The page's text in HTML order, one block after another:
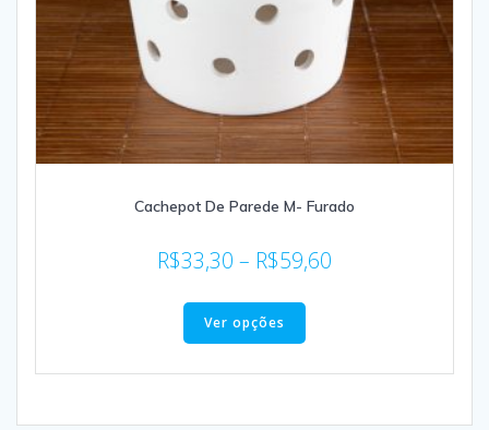
Cachepot De Parede M- Furado
R$33,30 – R$59,60
Ver opções